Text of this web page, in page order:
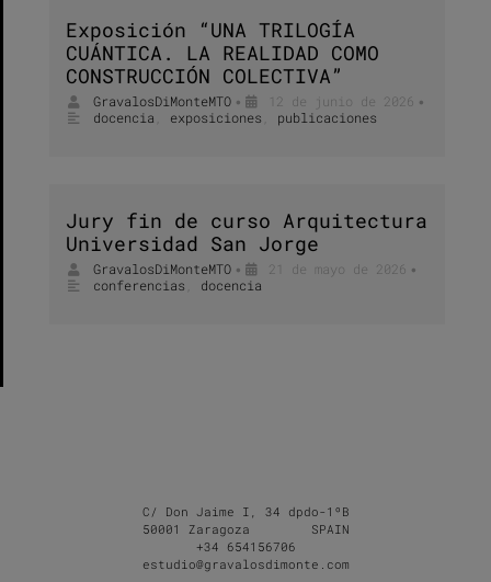
Exposición “UNA TRILOGÍA
CUÁNTICA. LA REALIDAD COMO
CONSTRUCCIÓN COLECTIVA”
GravalosDiMonteMTO • 12 de junio de 2026 •
docencia exposiciones publicaciones
Jury fin de curso Arquitectura
Universidad San Jorge
GravalosDiMonteMTO • 21 de mayo de 2026 •
conferencias docencia
C/ Don Jaime I, 34 dpdo-1ºB
50001 Zaragoza SPAIN
+34 654156706
estudio@gravalosdimonte.com